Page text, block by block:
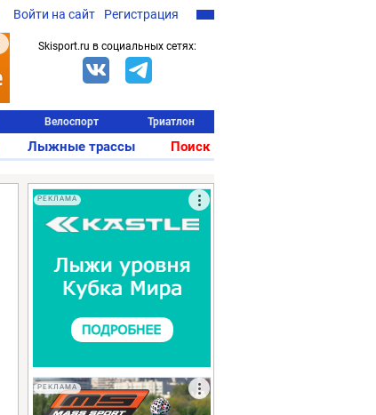
Войти на сайт Регистрация
Skisport.ru в социальных сетях:
Велоспорт Триатлон
Лыжные трассы Поиск
РЕКЛАМА
РЕКЛАМА